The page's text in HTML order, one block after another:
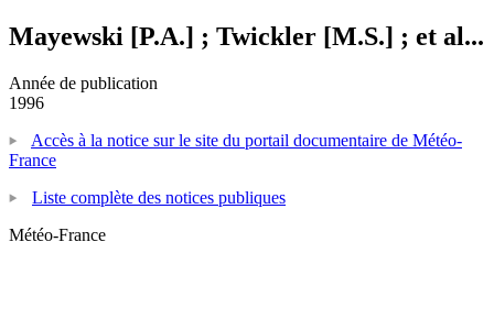
Mayewski [P.A.] ; Twickler [M.S.] ; et al...
Année de publication
1996
Accès à la notice sur le site du portail documentaire de Météo-
France
Liste complète des notices publiques
Météo-France